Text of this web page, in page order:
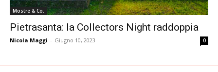
Mostre & Co.
Pietrasanta: la Collectors Night raddoppia
Nicola Maggi - Giugno 10, 2023 0